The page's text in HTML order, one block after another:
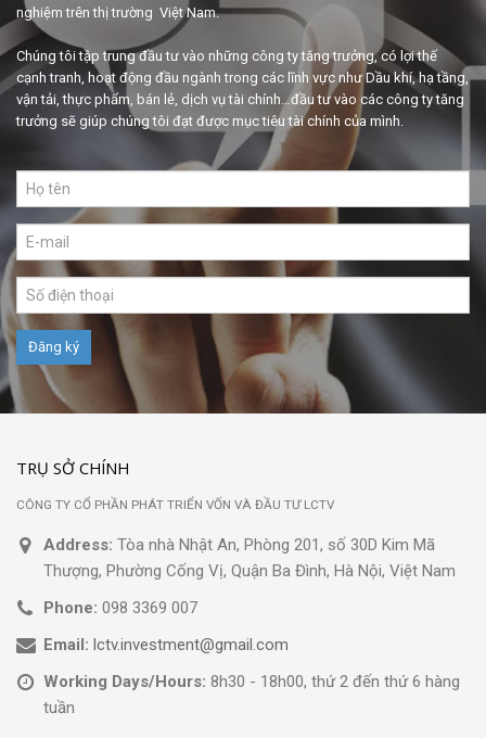
nghiệm trên thị trường Việt Nam.
Chúng tôi tập trung đầu tư vào những công ty tăng trưởng, có lợi thế
cạnh tranh, hoạt động đầu ngành trong các lĩnh vực như Dầu khí, hạ tầng,
vận tải, thực phẩm, bán lẻ, dịch vụ tài chính…đầu tư vào các công ty tăng
trưởng sẽ giúp chúng tôi đạt được mục tiêu tài chính của mình.
TRỤ SỞ CHÍNH
CÔNG TY CỔ PHẦN PHÁT TRIỂN VỐN VÀ ĐẦU TƯ LCTV
Address: Tòa nhà Nhật An, Phòng 201, số 30D Kim Mã
Thượng, Phường Cống Vị, Quận Ba Đình, Hà Nội, Việt Nam
Phone: 098 3369 007
Email: lctv.investment@gmail.com
Working Days/Hours: 8h30 - 18h00, thứ 2 đến thứ 6 hàng
tuần